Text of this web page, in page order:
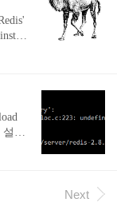
redis.conf 에서 requi
si
abo
perl
설치
징
종
Next